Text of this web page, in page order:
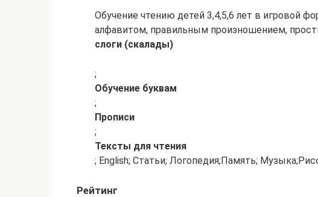
Обучение чтению детей 3,4,5,6 лет в игровой
алфавитом, правильным произношением,
слоги (скалады)
;
Обучение буквам
;
Прописи
;
Тексты для чтения
; English; Статьи; Логопедия;Память;
Рейтинг